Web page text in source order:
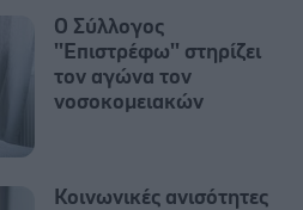
Ο Σύλλογος
''Επιστρέφω'' στηρίζει
τον αγώνα τον
νοσοκομειακών
Κοινωνικές ανισότητες